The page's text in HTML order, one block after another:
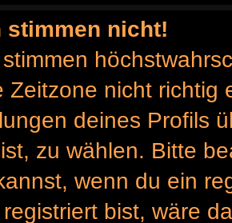
stimmen nicht!
Zeitzone nicht richtig
deines Profils
zu wählen. Bitte
wenn du ein
bist, wäre